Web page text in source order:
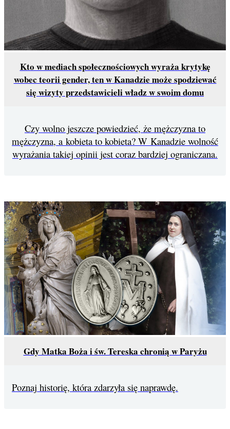
Kto w mediach społecznościowych wyraża krytykę
wobec teorii gender, ten w Kanadzie może spodziewać
się wizyty przedstawicieli władz w swoim domu
Czy wolno jeszcze powiedzieć, że mężczyzna to
mężczyzna, a kobieta to kobieta? W Kanadzie wolność
wyrażania takiej opinii jest coraz bardziej ograniczana.
Gdy Matka Boża i św. Tereska chronią w Paryżu
Poznaj historię, która zdarzyła się naprawdę.